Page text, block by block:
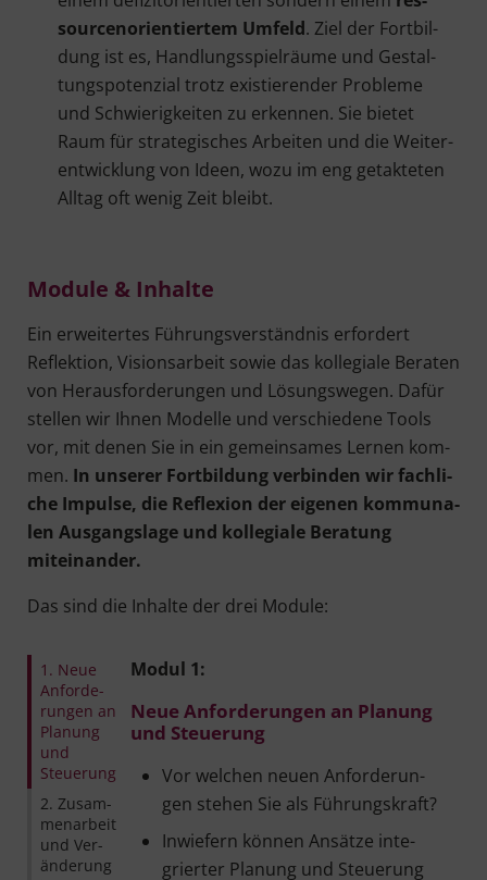
sour­cen­ori­en­tier­tem Umfeld. Ziel der Fort­bil­
dung ist es, Hand­lungs­spiel­räu­me und Gestal­
tungs­po­ten­zi­al trotz exis­tie­ren­der Pro­ble­me
und Schwie­rig­kei­ten zu erken­nen. Sie bie­tet
Raum für stra­te­gi­sches Arbei­ten und die Wei­ter­
ent­wick­lung von Ideen, wozu im eng getak­te­ten
All­tag oft wenig Zeit bleibt.
Modu­le & Inhalte
Ein erwei­ter­tes Füh­rungs­ver­ständ­nis erfor­dert
Reflek­ti­on, Visi­ons­ar­beit sowie das kol­le­gia­le Bera­ten
von Her­aus­for­de­run­gen und Lösungs­we­gen. Dafür
stel­len wir Ihnen Model­le und ver­schie­de­ne Tools
vor, mit denen Sie in ein gemein­sa­mes Ler­nen kom­
men. In unse­rer Fort­bil­dung ver­bin­den wir fach­li­
che Impul­se, die Refle­xi­on der eige­nen kom­mu­na­
len Aus­gangs­la­ge und kol­le­gia­le Bera­tung
miteinander.
Das sind die Inhal­te der drei Module:
1. Neue
Anfor­de­
run­gen an
Pla­nung
und
Steuerung
2. Zusam­
men­ar­beit
und Ver­
än­de­rung
Modul 1:
Neue Anfor­de­run­gen an Pla­nung
und Steuerung
Vor wel­chen neu­en Anfor­de­run­
gen ste­hen Sie als Führungskraft?
Inwie­fern kön­nen Ansät­ze inte­
grier­ter Pla­nung und Steue­rung